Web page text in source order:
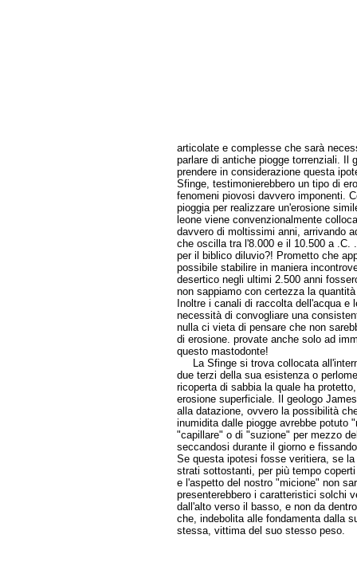
articolate e complesse che sarà
parlare di antiche piogge torrenziali. Il
prendere in considerazione questa
Sfinge, testimonierebbero un tipo di
fenomeni piovosi davvero imponenti.
pioggia per realizzare un'erosione
leone viene convenzionalmente
davvero di moltissimi anni, arrivando
che oscilla tra l'8.000 e il 10.500 a .C.
per il biblico diluvio?! Prometto che
possibile stabilire in maniera
desertico negli ultimi 2.500 anni
non sappiamo con certezza la
Inoltre i canali di raccolta dell'acqua
necessità di convogliare una
nulla ci vieta di pensare che non
di erosione. provate anche solo ad
questo mastodonte!
La Sfinge si trova collocata
due terzi della sua esistenza o
ricoperta di sabbia la quale ha
erosione superficiale. Il geologo
alla datazione, ovvero la possibilità
inumidita dalle piogge avrebbe potuto
"capillare" o di "suzione" per mezzo
seccandosi durante il giorno e
Se questa ipotesi fosse veritiera, se
strati sottostanti, per più tempo
e l'aspetto del nostro "micione" non
presenterebbero i caratteristici solchi
dall'alto verso il basso, e non da
che, indebolita alle fondamenta dalla
stessa, vittima del suo stesso peso.